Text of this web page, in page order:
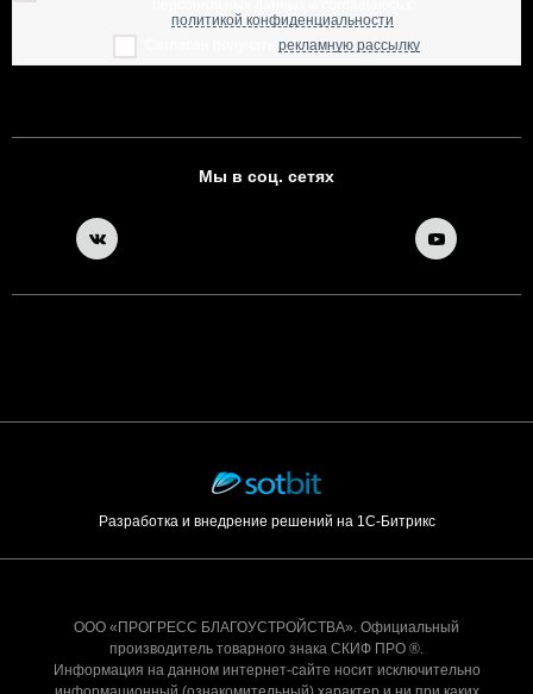
политикой конфиденциальности
рекламную рассылку
Мы в соц. сетях
Разработка и внедрение решений на 1С-Битрикс
ООО «ПРОГРЕСС БЛАГОУСТРОЙСТВА». Официальный
производитель товарного знака СКИФ ПРО ®.
Информация на данном интернет-сайте носит исключительно